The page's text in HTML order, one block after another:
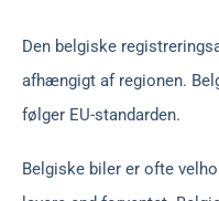
Den belgiske
afhængigt af regionen.
følger EU-standarden.
Belgiske biler er ofte